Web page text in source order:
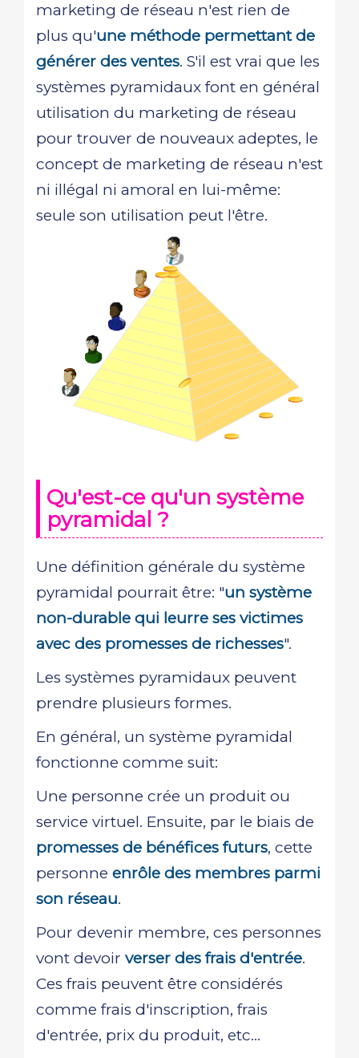
marketing de réseau n'est rien de
plus qu'une méthode permettant de
générer des ventes. S'il est vrai que les
systèmes pyramidaux font en général
utilisation du marketing de réseau
pour trouver de nouveaux adeptes, le
concept de marketing de réseau n'est
ni illégal ni amoral en lui-même:
seule son utilisation peut l'être.
Qu'est-ce qu'un système
pyramidal ?
Une définition générale du système
pyramidal pourrait être: "un système
non-durable qui leurre ses victimes
avec des promesses de richesses".
Les systèmes pyramidaux peuvent
prendre plusieurs formes.
En général, un système pyramidal
fonctionne comme suit:
Une personne crée un produit ou
service virtuel. Ensuite, par le biais de
promesses de bénéfices futurs, cette
personne enrôle des membres parmi
son réseau.
Pour devenir membre, ces personnes
vont devoir verser des frais d'entrée.
Ces frais peuvent être considérés
comme frais d'inscription, frais
d'entrée, prix du produit, etc...